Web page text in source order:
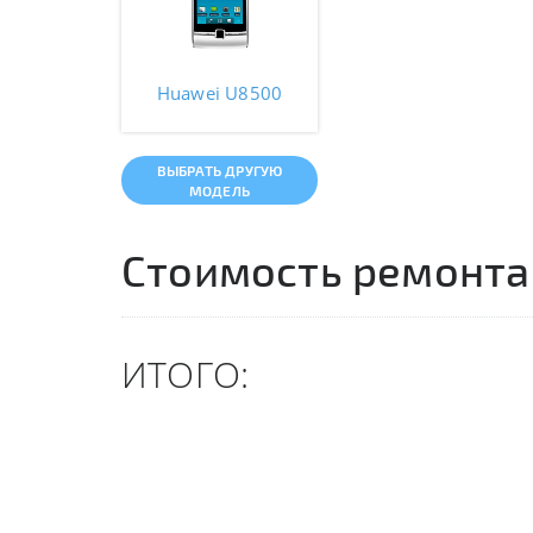
Huawei U8500
ВЫБРАТЬ ДРУГУЮ
МОДЕЛЬ
Стоимость ремонта
ИТОГО: